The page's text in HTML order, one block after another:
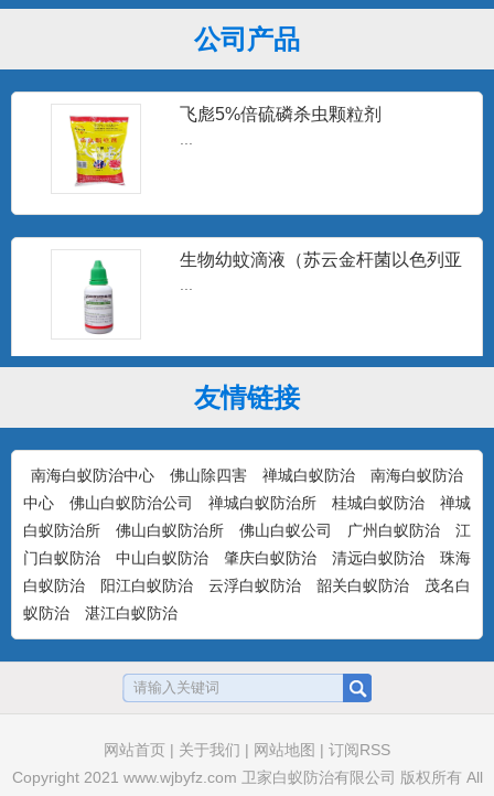
公司产品
飞彪5%倍硫磷杀虫颗粒剂
生物幼蚊滴液（苏云金杆菌以色列亚
大功达0.6%高效氯氰菊酯杀虫粉剂
...
卫将0.5%茚虫威杀蟑饵剂（颗粒剂）
...
卫诚0.5%呋虫胺杀蟑胶饵
友情链接
南海白蚁防治中心 佛山除四害 禅城白蚁防治
南海白蚁防治
中心
佛山白蚁防治公司 禅城白蚁防治所 桂城白蚁防治
禅城
白蚁防治所
佛山白蚁防治所 佛山白蚁公司 广州白蚁防治
江
门白蚁防治
中山白蚁防治 肇庆白蚁防治 清远白蚁防治
珠海
白蚁防治
阳江白蚁防治 云浮白蚁防治 韶关白蚁防治
茂名白
蚁防治
湛江白蚁防治
网站首页 | 关于我们 | 网站地图 | 订阅RSS
Copyright 2021 www.wjbyfz.com 卫家白蚁防治有限公司 版权所有 All